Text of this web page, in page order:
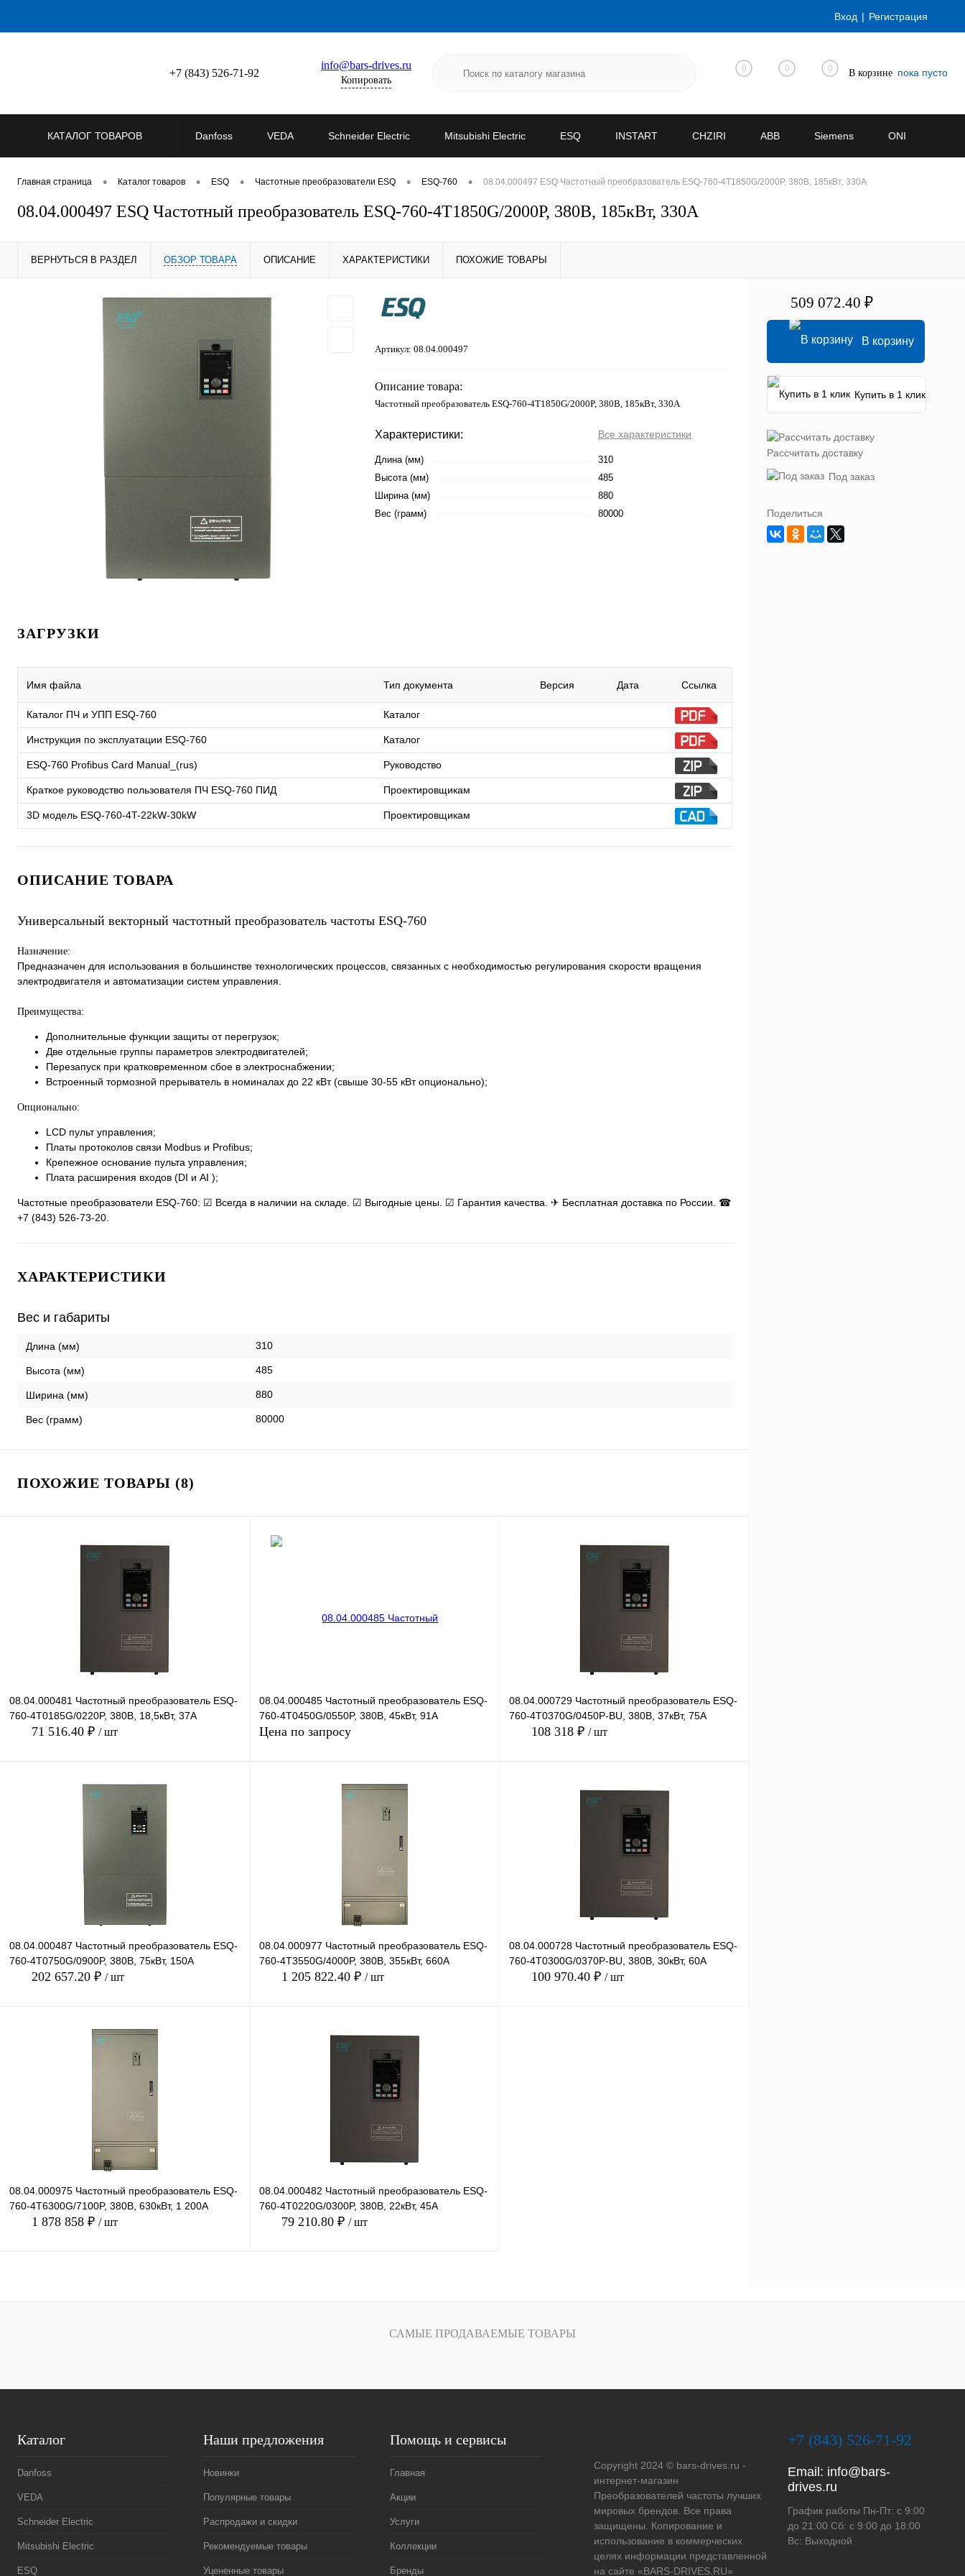
Вход Регистрация
+7 (843) 526-71-92
info@bars-drives.ru
Копировать
0 0 0 В корзине пока пусто
КАТАЛОГ ТОВАРОВ Danfoss VEDA Schneider Electric Mitsubishi Electric ESQ INSTART CHZIRI ABB Siemens ONI
Главная страница • Каталог товаров • ESQ • Частотные преобразователи ESQ • ESQ-760 • 08.04.000497 ESQ Частотный преобразователь ESQ-760-4T1850G/2000P, 380В, 185кВт, 330А
08.04.000497 ESQ Частотный преобразователь ESQ-760-4T1850G/2000P, 380В, 185кВт, 330А
ВЕРНУТЬСЯ В РАЗДЕЛ ОБЗОР ТОВАРА ОПИСАНИЕ ХАРАКТЕРИСТИКИ ПОХОЖИЕ ТОВАРЫ
Артикул: 08.04.000497
Описание товара:
Частотный преобразователь ESQ-760-4T1850G/2000P, 380В, 185кВт, 330А
Характеристики: Все характеристики
Длина (мм)
310
Высота (мм)
485
Ширина (мм)
880
Вес (грамм)
80000
ЗАГРУЗКИ
Имя файла Тип документа Версия Дата Ссылка
Каталог ПЧ и УПП ESQ-760 Каталог
Инструкция по эксплуатации ESQ-760 Каталог
ESQ-760 Profibus Card Manual_(rus) Руководство
Краткое руководство пользователя ПЧ ESQ-760 ПИД Проектировщикам
3D модель ESQ-760-4T-22kW-30kW Проектировщикам
ОПИСАНИЕ ТОВАРА
Универсальный векторный частотный преобразователь частоты ESQ-760
Назначение:
Предназначен для использования в большинстве технологических процессов, связанных с необходимостью регулирования скорости вращения
электродвигателя и автоматизации систем управления.
Преимущества:
Дополнительные функции защиты от перегрузок;
Две отдельные группы параметров электродвигателей;
Перезапуск при кратковременном сбое в электроснабжении;
Встроенный тормозной прерыватель в номиналах до 22 кВт (свыше 30-55 кВт опционально);
Опционально:
LCD пульт управления;
Платы протоколов связи Modbus и Profibus;
Крепежное основание пульта управления;
Плата расширения входов (DI и AI );
Частотные преобразователи ESQ-760: ☑ Всегда в наличии на складе. ☑ Выгодные цены. ☑ Гарантия качества. ✈ Бесплатная доставка по России. ☎
+7 (843) 526-73-20.
ХАРАКТЕРИСТИКИ
Вес и габариты
Длина (мм) 310
Высота (мм) 485
Ширина (мм) 880
Вес (грамм) 80000
ПОХОЖИЕ ТОВАРЫ (8)
08.04.000481 Частотный преобразователь ESQ-
760-4T0185G/0220P, 380В, 18,5кВт, 37А
71 516.40 ₽ / шт
Сравнение
08.04.000485 Частотный преобразователь ESQ-
760-4T0450G/0550P, 380В, 45кВт, 91А
Цена по запросу
Запросить цену
Сравнение
Под заказ
08.04.000729 Частотный преобразователь ESQ-
760-4T0370G/0450P-BU, 380В, 37кВт, 75А
108 318 ₽ / шт
В корзину
Сравнение
Под заказ
08.04.000487 Частотный преобразователь ESQ-
760-4T0750G/0900P, 380В, 75кВт, 150А
202 657.20 ₽ / шт
В корзину
Под заказ
08.04.000977 Частотный преобразователь ESQ-
760-4T3550G/4000P, 380В, 355кВт, 660А
1 205 822.40 ₽ / шт
В корзину
Сравнение
Под заказ
08.04.000728 Частотный преобразователь ESQ-
760-4T0300G/0370P-BU, 380В, 30кВт, 60А
100 970.40 ₽ / шт
08.04.000975 Частотный преобразователь ESQ-
760-4T6300G/7100P, 380В, 630кВт, 1 200А
1 878 858 ₽ / шт
08.04.000482 Частотный преобразователь ESQ-
760-4T0220G/0300P, 380В, 22кВт, 45А
79 210.80 ₽ / шт
509 072.40 ₽
В корзину
Купить в 1 клик
Рассчитать доставку
Под заказ
Поделиться
САМЫЕ ПРОДАВАЕМЫЕ ТОВАРЫ
Каталог
Danfoss
VEDA
Schneider Electric
Mitsubishi Electric
ESQ
Наши предложения
Новинки
Популярные товары
Распродажи и скидки
Рекомендуемые товары
Уцененные товары
Помощь и сервисы
Главная
Акции
Услуги
Коллекции
Бренды
Copyright 2024 © bars-drives.ru -
интернет-магазин
Преобразователей частоты лучших
мировых брендов. Все права
защищены. Копирование и
использование в коммерческих
целях информации представленной
на сайте «BARS-DRIVES.RU»
+7 (843) 526-71-92
Email: info@bars-
drives.ru
График работы Пн-Пт: с 9:00
до 21:00 Сб: с 9:00 до 18:00
Вс: Выходной